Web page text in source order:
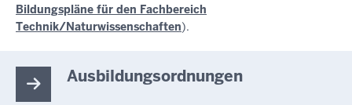
Bildungspläne für den Fachbereich
Technik/Naturwissenschaften).
Ausbildungsordnungen